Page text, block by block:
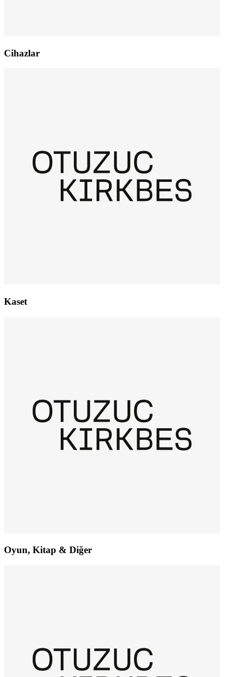
Cihazlar
Kaset
Oyun, Kitap & Diğer